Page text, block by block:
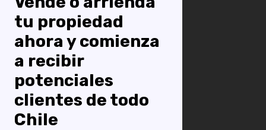
tu propiedad
ahora y comienza
a recibir
potenciales
clientes de todo
Chile